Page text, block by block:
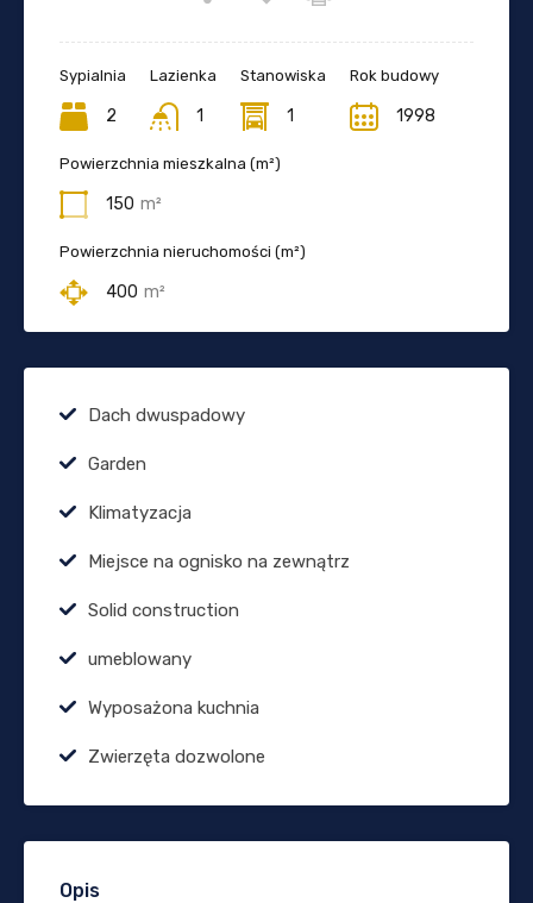
Sypialnia
2
Lazienka
1
Stanowiska
1
Rok budowy
1998
Powierzchnia mieszkalna (m²)
150 m²
Powierzchnia nieruchomości (m²)
400 m²
Dach dwuspadowy
Garden
Klimatyzacja
Miejsce na ognisko na zewnątrz
Solid construction
umeblowany
Wyposażona kuchnia
Zwierzęta dozwolone
Opis